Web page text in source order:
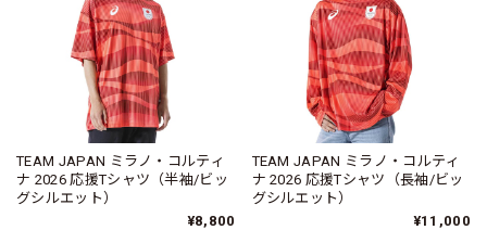
TEAM JAPAN ミラノ・コルティ
ナ 2026 応援Tシャツ（半袖/ビッ
グシルエット）
¥8,800
TEAM JAPAN ミラノ・コルティ
ナ 2026 応援Tシャツ（長袖/ビッ
グシルエット）
¥11,000